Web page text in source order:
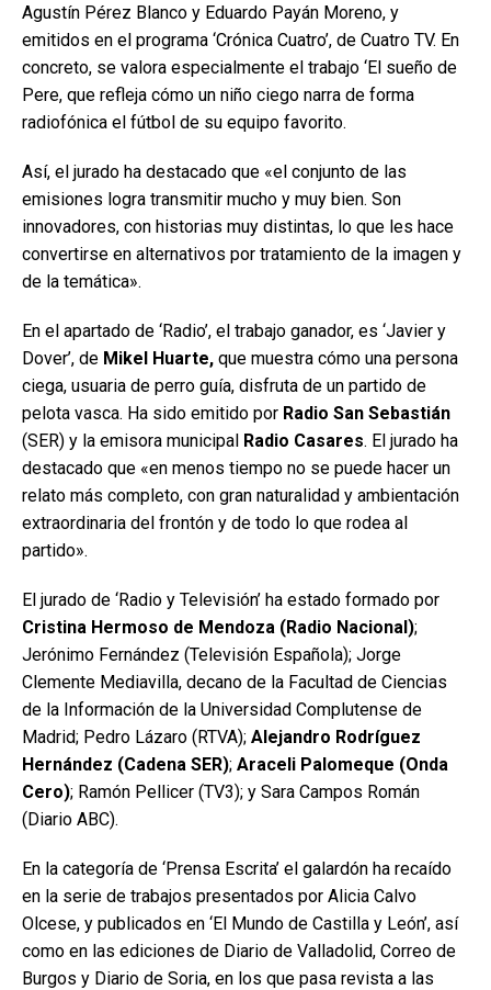
Agustín Pérez Blanco y Eduardo Payán Moreno, y
emitidos en el programa ‘Crónica Cuatro’, de Cuatro TV. En
concreto, se valora especialmente el trabajo ‘El sueño de
Pere, que refleja cómo un niño ciego narra de forma
radiofónica el fútbol de su equipo favorito.
Así, el jurado ha destacado que «el conjunto de las
emisiones logra transmitir mucho y muy bien. Son
innovadores, con historias muy distintas, lo que les hace
convertirse en alternativos por tratamiento de la imagen y
de la temática».
En el apartado de ‘Radio’, el trabajo ganador, es ‘Javier y
Dover’, de Mikel Huarte, que muestra cómo una persona
ciega, usuaria de perro guía, disfruta de un partido de
pelota vasca. Ha sido emitido por Radio San Sebastián
(SER) y la emisora municipal Radio Casares. El jurado ha
destacado que «en menos tiempo no se puede hacer un
relato más completo, con gran naturalidad y ambientación
extraordinaria del frontón y de todo lo que rodea al
partido».
El jurado de ‘Radio y Televisión’ ha estado formado por
Cristina Hermoso de Mendoza (Radio Nacional);
Jerónimo Fernández (Televisión Española); Jorge
Clemente Mediavilla, decano de la Facultad de Ciencias
de la Información de la Universidad Complutense de
Madrid; Pedro Lázaro (RTVA); Alejandro Rodríguez
Hernández (Cadena SER); Araceli Palomeque (Onda
Cero); Ramón Pellicer (TV3); y Sara Campos Román
(Diario ABC).
En la categoría de ‘Prensa Escrita’ el galardón ha recaído
en la serie de trabajos presentados por Alicia Calvo
Olcese, y publicados en ‘El Mundo de Castilla y León’, así
como en las ediciones de Diario de Valladolid, Correo de
Burgos y Diario de Soria, en los que pasa revista a las